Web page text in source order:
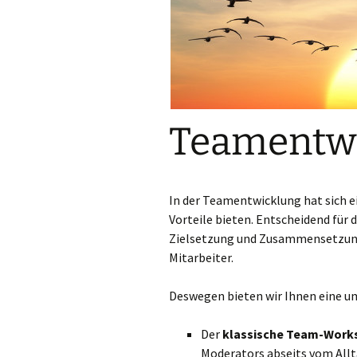
4.0
In der Teamentwicklung hat sich
Vorteile bieten. Entscheidend für
Zielsetzung und
Mitarbeiter.
Deswegen bieten wir Ihnen eine
Der klassische Team-
Moderators abseits vom